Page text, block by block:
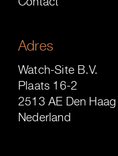
Adres
Watch-Site B.V.
Plaats 16-2
2513 AE Den Haag
Nederland